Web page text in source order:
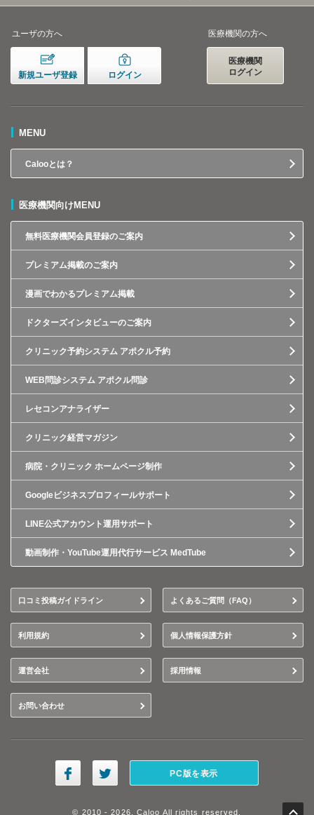
ユーザの方へ
新規ユーザ登録 ログイン
医療機関の方へ
医療機関
ログイン
MENU
Calooとは？
医療機関向けMENU
無料医療機関会員登録のご案内
プレミアム掲載のご案内
漫画でわかるプレミアム掲載
ドクターズインタビューのご案内
クリニック予約システム アポクル予約
WEB問診システム アポクル問診
レセコンアナライザー
クリニック経営マガジン
病院・クリニック ホームページ制作
Googleビジネスプロフィールサポート
LINE公式アカウント運用サポート
動画制作・YouTube運用代行サービス MedTube
口コミ投稿ガイドライン よくあるご質問（FAQ）
利用規約 個人情報保護方針
運営会社 採用情報
お問い合わせ
PC版を表示
© 2010 - 2026, Caloo All rights reserved.